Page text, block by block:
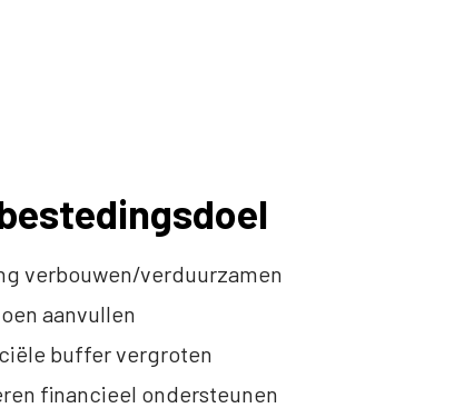
verbouwen/verduurzamen
aanvullen
buffer vergroten
financieel ondersteunen